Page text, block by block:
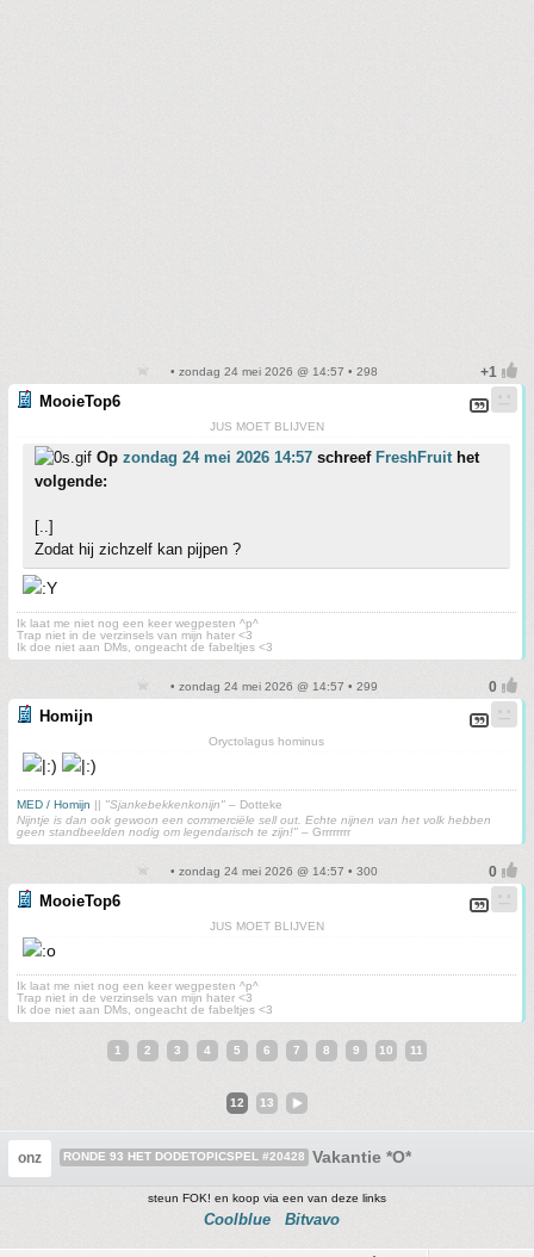
• zondag 24 mei 2026 @ 14:57 • 298
MooieTop6
JUS MOET BLIJVEN
Op zondag 24 mei 2026 14:57 schreef FreshFruit het
volgende:
[..]
Zodat hij zichzelf kan pijpen ?
Ik laat me niet nog een keer wegpesten ^p^
Trap niet in de verzinsels van mijn hater <3
Ik doe niet aan DMs, ongeacht de fabeltjes <3
• zondag 24 mei 2026 @ 14:57 • 299
Homijn
Oryctolagus hominus
MED / Homijn || "Sjankebekkenkonijn" – Dotteke
Nijntje is dan ook gewoon een commerciële sell out. Echte nijnen van het volk hebben
geen standbeelden nodig om legendarisch te zijn!" – Grrrrrrrr
• zondag 24 mei 2026 @ 14:57 • 300
MooieTop6
JUS MOET BLIJVEN
Ik laat me niet nog een keer wegpesten ^p^
Trap niet in de verzinsels van mijn hater <3
Ik doe niet aan DMs, ongeacht de fabeltjes <3
1 2 3 4 5 6 7 8 9 10 11
12 13
onz RONDE 93 HET DODETOPICSPEL #20428 Vakantie *O*
steun FOK! en koop via een van deze links
Coolblue Bitvavo